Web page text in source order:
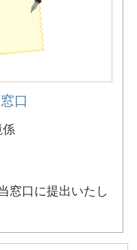
口
窓口に提出いたし